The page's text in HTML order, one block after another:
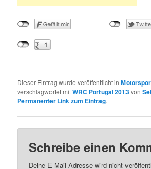
Dieser Eintrag wurde veröffentlicht in
verschlagwortet mitWRC Portugal 2013von
Permanenter Link zum Eintrag.
Schreibe einen
Deine E-Mail-Adresse wird nicht